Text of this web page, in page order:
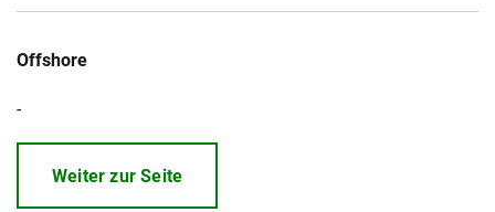
Offshore
-
Weiter zur Seite